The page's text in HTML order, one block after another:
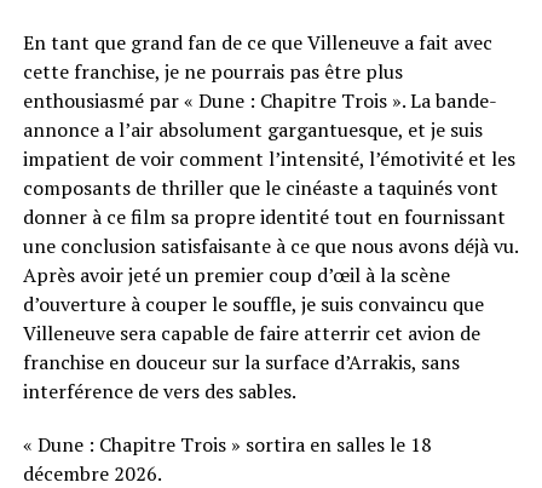
En tant que grand fan de ce que Villeneuve a fait avec
cette franchise, je ne pourrais pas être plus
enthousiasmé par « Dune : Chapitre Trois ». La bande-
annonce a l’air absolument gargantuesque, et je suis
impatient de voir comment l’intensité, l’émotivité et les
composants de thriller que le cinéaste a taquinés vont
donner à ce film sa propre identité tout en fournissant
une conclusion satisfaisante à ce que nous avons déjà vu.
Après avoir jeté un premier coup d’œil à la scène
d’ouverture à couper le souffle, je suis convaincu que
Villeneuve sera capable de faire atterrir cet avion de
franchise en douceur sur la surface d’Arrakis, sans
interférence de vers des sables.
« Dune : Chapitre Trois » sortira en salles le 18
décembre 2026.